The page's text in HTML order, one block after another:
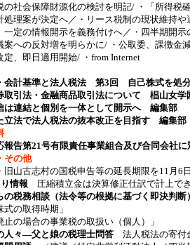
の社会保障財源化の検討を明記/ ・「所得税
処理案が決定へ／・リース税制の現状維持
一定の情報開示を義務付けへ／・四半期開
案への反対増を明らかに/ ・公取委、課徴金
定、即日適用開始/ ・from Internet
会計基準と法人税法 第3回 自己株式を
取引法・金融商品取引法について 椙山女
は連結と個別を一体として開示へ 編集部
立法で法人税法の抜本改正を目指す 編集部
報告第21号有限責任事業組合及び合同会社
その他
旧山古志村の国税申告等の延長期限を11月6
情報 圧縮積立金は決算修正仕訳で計上
の税務相談（法令等の根拠に基づく即決判断
の取得時期」
の場合の事業税の取扱い（個人）」
人々―父と娘の税理士問答 法人税法の寄付